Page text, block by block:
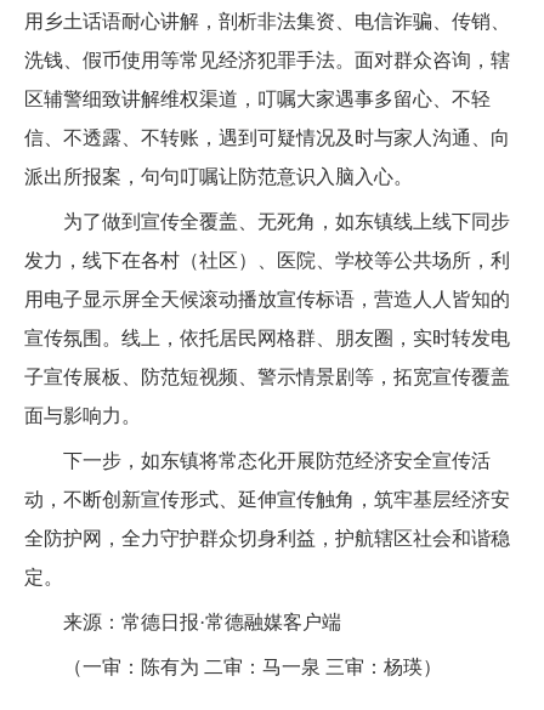
用乡土话语耐心讲解，剖析非法集资、电信诈骗、传销、
洗钱、假币使用等常见经济犯罪手法。面对群众咨询，辖
区辅警细致讲解维权渠道，叮嘱大家遇事多留心、不轻
信、不透露、不转账，遇到可疑情况及时与家人沟通、向
派出所报案，句句叮嘱让防范意识入脑入心。
为了做到宣传全覆盖、无死角，如东镇线上线下同步
发力，线下在各村（社区）、医院、学校等公共场所，利
用电子显示屏全天候滚动播放宣传标语，营造人人皆知的
宣传氛围。线上，依托居民网格群、朋友圈，实时转发电
子宣传展板、防范短视频、警示情景剧等，拓宽宣传覆盖
面与影响力。
下一步，如东镇将常态化开展防范经济安全宣传活
动，不断创新宣传形式、延伸宣传触角，筑牢基层经济安
全防护网，全力守护群众切身利益，护航辖区社会和谐稳
定。
来源：常德日报·常德融媒客户端
（一审：陈有为 二审：马一泉 三审：杨瑛）